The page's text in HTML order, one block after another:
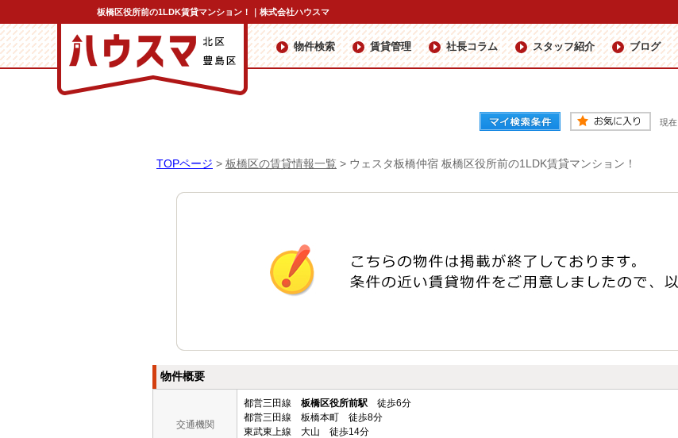
板橋区役所前の1LDK賃貸マンション！｜株式会社ハウスマ
物件検索 賃貸管理 社長コラム スタッフ紹介 ブログ
現在
TOPページ > 板橋区の賃貸情報一覧 > ウェスタ板橋仲宿 板橋区役所前の1LDK賃貸マンション！
物件概要
交通機関
都営三田線 板橋区役所前駅 徒歩6分
都営三田線 板橋本町 徒歩8分
東武東上線 大山 徒歩14分